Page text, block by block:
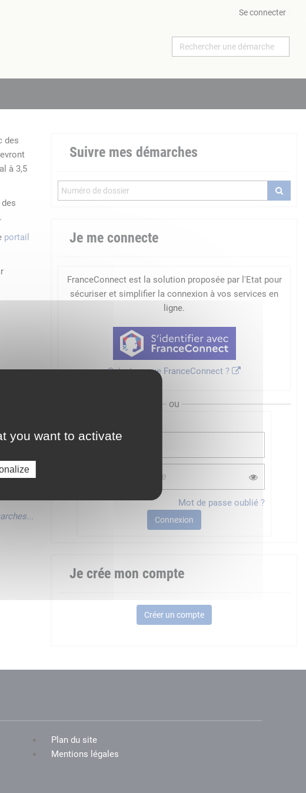
you want to activate
Se connecter
des
à 3,5
portail
pas
pas
pas
Suivre mes démarches
Je me connecte
FranceConnect est la solution proposée par l'Etat pour
sécuriser et simplifier la connexion à vos services en
ligne.
Qu'est-ce que FranceConnect ?
ou
Mot de passe oublié ?
Connexion
Je crée mon compte
Créer un compte
Plan du site
Mentions légales